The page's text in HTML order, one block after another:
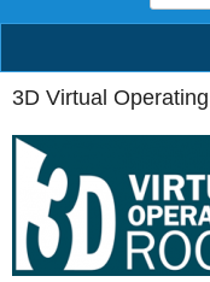
3D Virtual